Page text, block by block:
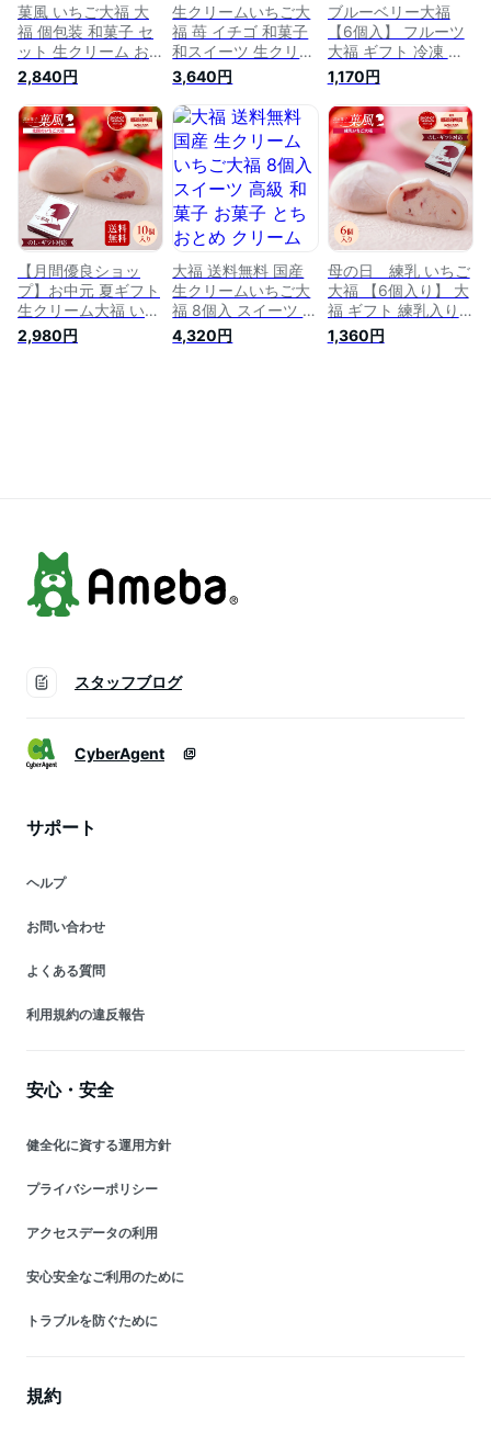
菓風 いちご大福 大
福 個包装 和菓子 セ
ット 生クリーム お
取り寄せ スイーツ
ギフト 人気 冷凍 お
菓子 フルーツ (いち
ご大福 10個入り) 敬
老の日
2,840円
生クリームいちご大
福 苺 イチゴ 和菓子
和スイーツ 生クリー
ム大福 冷凍 栃木県
産 国産【WS】
3,640円
ブルーベリー大福
【6個入】 フルーツ
大福 ギフト 冷凍 フ
ルーツ大福 クリーム
大福 だいふくもち
生クリーム大福 高級
インスタ映え スイー
ツ 詰め合わせ プレ
ゼント お取り寄せス
イーツ スイーツ 和
菓子 和スイーツ
1,170円
【月間優良ショッ
プ】お中元 夏ギフト
生クリーム大福 いち
ご大福 10個入 送料
無料 北国のいちご大
2,980円
大福 送料無料 国産
生クリームいちご大
福 8個入 スイーツ 高
級 和菓子 お菓子 と
ちおとめ クリーム大
4,320円
母の日 練乳 いちご
大福 【6個入り】 大
福 ギフト 練乳入り
プレゼント 餅 シニ
ア 誕生日 スイーツ
1,360円
スタッフブログ
CyberAgent
サポート
ヘルプ
お問い合わせ
よくある質問
利用規約の違反報告
安心・安全
健全化に資する運用方針
プライバシーポリシー
アクセスデータの利用
安心安全なご利用のために
トラブルを防ぐために
規約